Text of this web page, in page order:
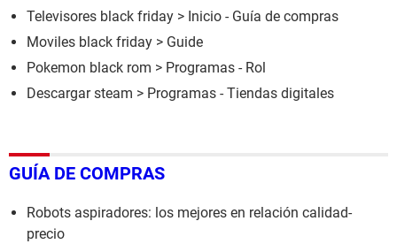
Televisores black friday > Inicio - Guía de compras
Moviles black friday > Guide
Pokemon black rom > Programas - Rol
Descargar steam > Programas - Tiendas digitales
GUÍA DE COMPRAS
Robots aspiradores: los mejores en relación calidad-
precio